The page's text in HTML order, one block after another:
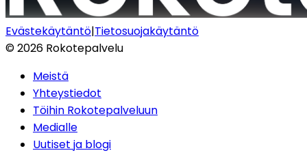
Evästekäytäntö|Tietosuojakäytäntö
©2026 Rokotepalvelu
Meistä
Yhteystiedot
Töihin Rokotepalveluun
Medialle
Uutiset ja blogi